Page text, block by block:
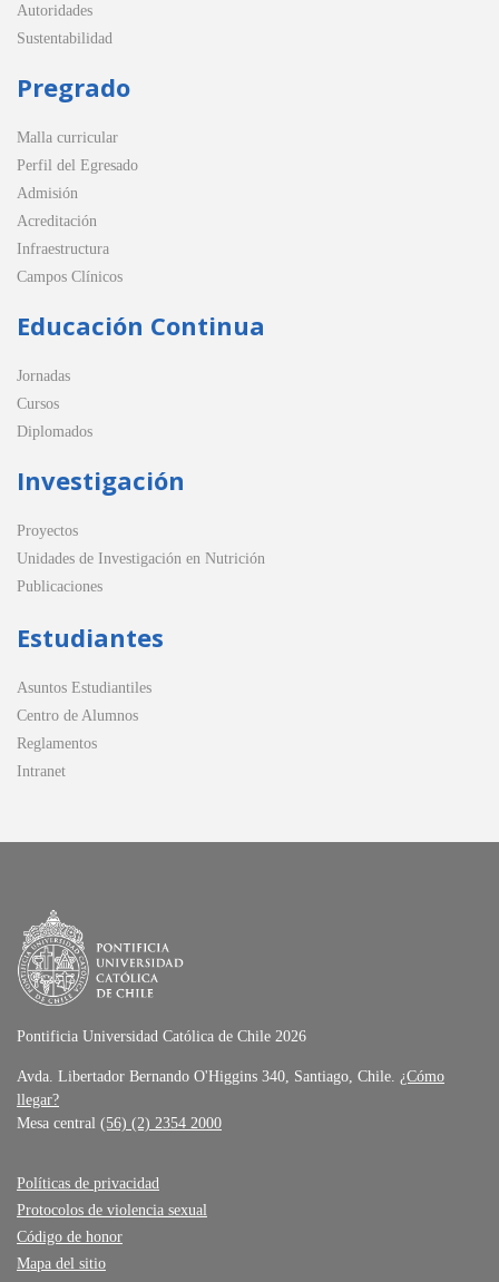
Autoridades
Sustentabilidad
Pregrado
Malla curricular
Perfil del Egresado
Admisión
Acreditación
Infraestructura
Campos Clínicos
Educación Continua
Jornadas
Cursos
Diplomados
Investigación
Proyectos
Unidades de Investigación en Nutrición
Publicaciones
Estudiantes
Asuntos Estudiantiles
Centro de Alumnos
Reglamentos
Intranet
Pontificia Universidad Católica de Chile 2026
Avda. Libertador Bernando O'Higgins 340, Santiago, Chile. ¿Cómo
llegar?
Mesa central (56) (2) 2354 2000
Políticas de privacidad
Protocolos de violencia sexual
Código de honor
Mapa del sitio